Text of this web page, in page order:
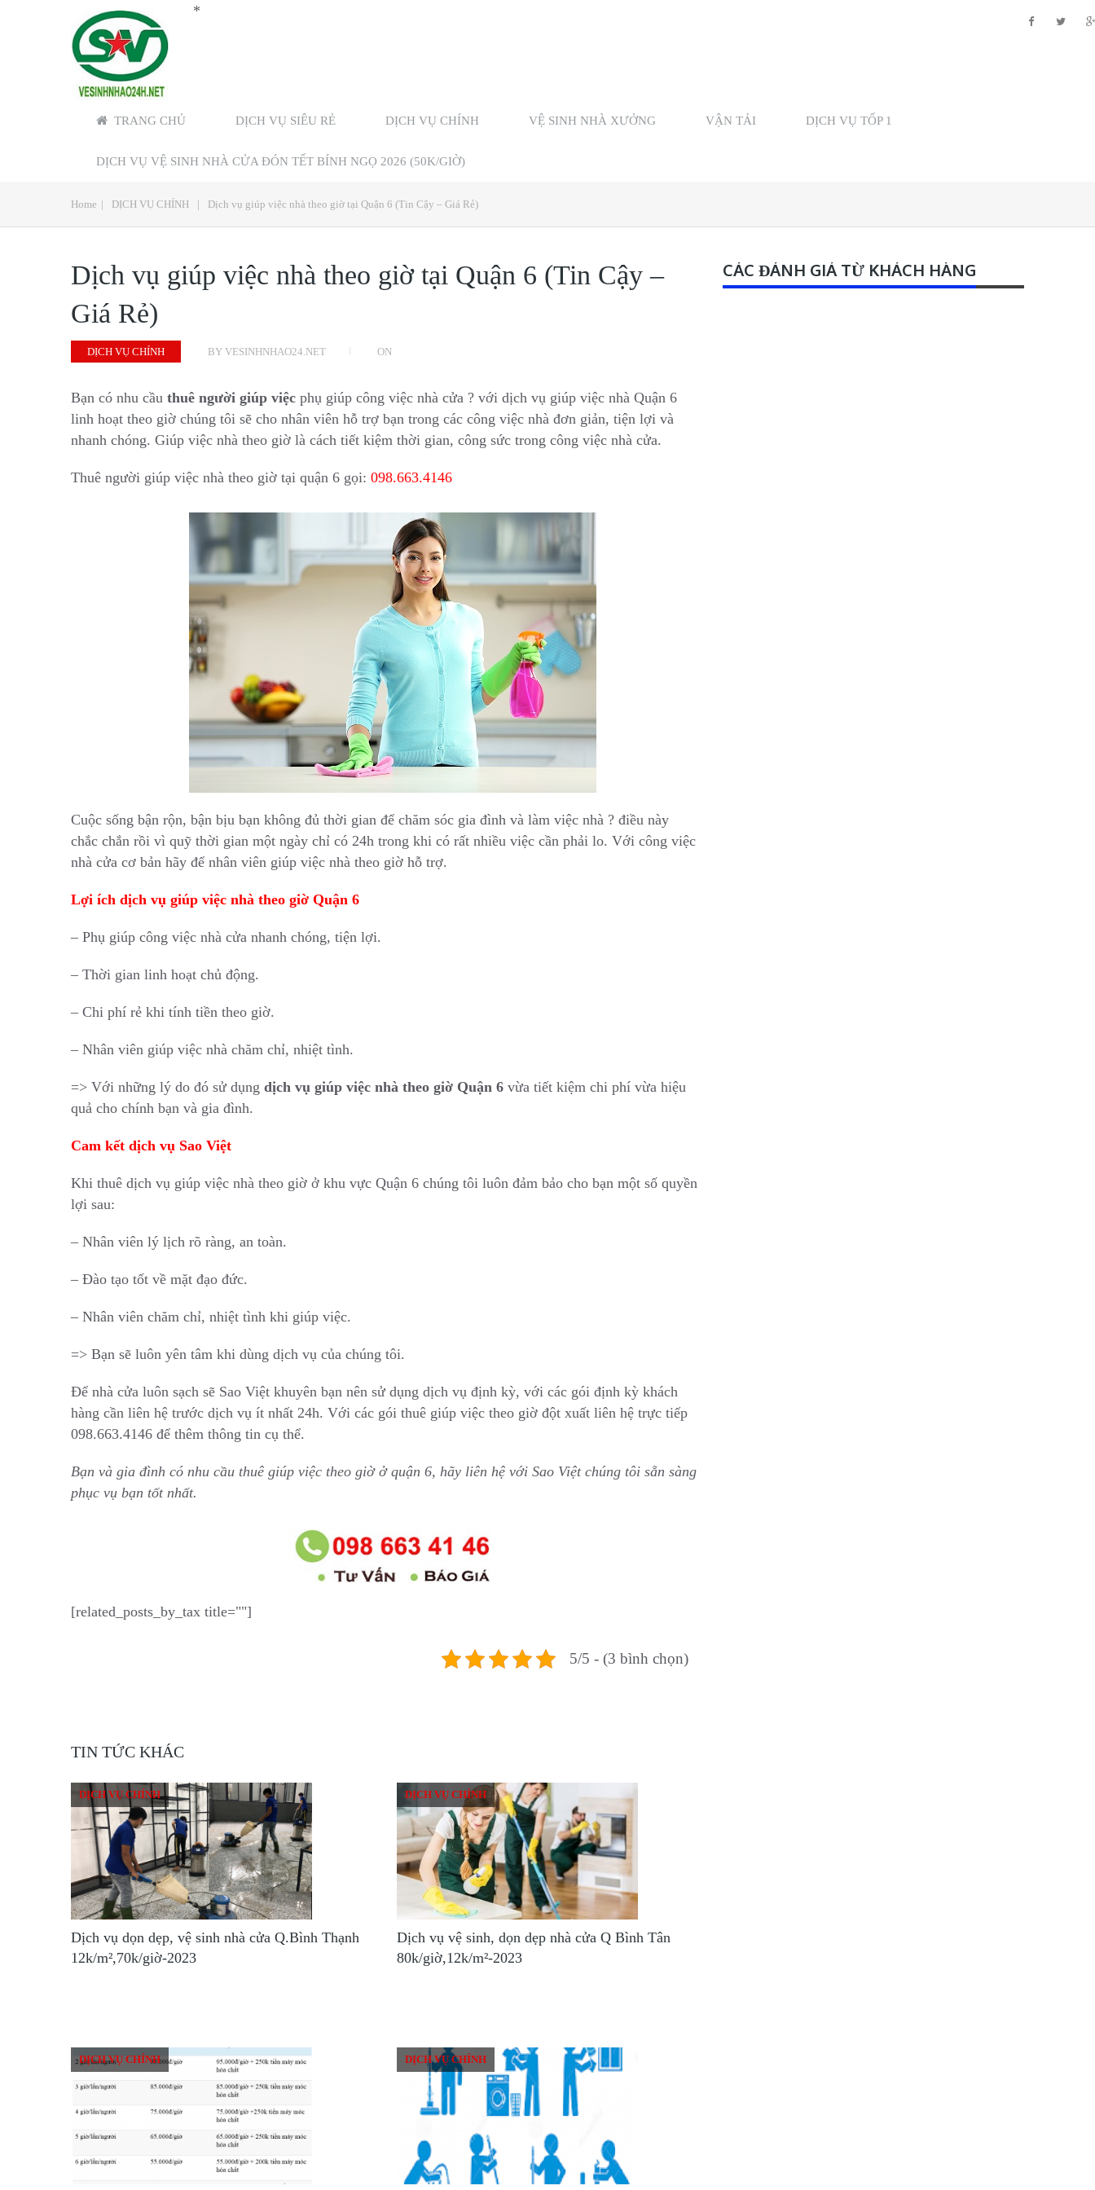
*
TRANG CHỦ DỊCH VỤ SIÊU RẺ DỊCH VỤ CHÍNH VỆ SINH NHÀ XƯỞNG VẬN TẢI DỊCH VỤ TỐP 1
DỊCH VỤ VỆ SINH NHÀ CỬA ĐÓN TẾT BÍNH NGỌ 2026 (50K/GIỜ)
Home | DỊCH VỤ CHÍNH | Dịch vụ giúp việc nhà theo giờ tại Quận 6 (Tin Cậy – Giá Rẻ)
Dịch vụ giúp việc nhà theo giờ tại Quận 6 (Tin Cậy –
Giá Rẻ)
DỊCH VỤ CHÍNH BY VESINHNHAO24.NET ON
Bạn có nhu cầu thuê người giúp việc phụ giúp công việc nhà cửa ? với dịch vụ giúp việc nhà Quận 6
linh hoạt theo giờ chúng tôi sẽ cho nhân viên hỗ trợ bạn trong các công việc nhà đơn giản, tiện lợi và
nhanh chóng. Giúp việc nhà theo giờ là cách tiết kiệm thời gian, công sức trong công việc nhà cửa.
Thuê người giúp việc nhà theo giờ tại quận 6 gọi: 098.663.4146
Cuộc sống bận rộn, bận bịu bạn không đủ thời gian để chăm sóc gia đình và làm việc nhà ? điều này
chắc chắn rồi vì quỹ thời gian một ngày chỉ có 24h trong khi có rất nhiều việc cần phải lo. Với công việc
nhà cửa cơ bản hãy để nhân viên giúp việc nhà theo giờ hỗ trợ.
Lợi ích dịch vụ giúp việc nhà theo giờ Quận 6
– Phụ giúp công việc nhà cửa nhanh chóng, tiện lợi.
– Thời gian linh hoạt chủ động.
– Chi phí rẻ khi tính tiền theo giờ.
– Nhân viên giúp việc nhà chăm chỉ, nhiệt tình.
=> Với những lý do đó sử dụng dịch vụ giúp việc nhà theo giờ Quận 6 vừa tiết kiệm chi phí vừa hiệu
quả cho chính bạn và gia đình.
Cam kết dịch vụ Sao Việt
Khi thuê dịch vụ giúp việc nhà theo giờ ở khu vực Quận 6 chúng tôi luôn đảm bảo cho bạn một số quyền
lợi sau:
– Nhân viên lý lịch rõ ràng, an toàn.
– Đào tạo tốt về mặt đạo đức.
– Nhân viên chăm chỉ, nhiệt tình khi giúp việc.
=> Bạn sẽ luôn yên tâm khi dùng dịch vụ của chúng tôi.
Để nhà cửa luôn sạch sẽ Sao Việt khuyên bạn nên sử dụng dịch vụ định kỳ, với các gói định kỳ khách
hàng cần liên hệ trước dịch vụ ít nhất 24h. Với các gói thuê giúp việc theo giờ đột xuất liên hệ trực tiếp
098.663.4146 để thêm thông tin cụ thể.
Bạn và gia đình có nhu cầu thuê giúp việc theo giờ ở quận 6, hãy liên hệ với Sao Việt chúng tôi sẵn sàng
phục vụ bạn tốt nhất.
[related_posts_by_tax title=""]
5/5 - (3 bình chọn)
TIN TỨC KHÁC
DỊCH VỤ CHÍNH
Dịch vụ dọn dẹp, vệ sinh nhà cửa Q.Bình Thạnh
12k/m²,70k/giờ-2023
DỊCH VỤ CHÍNH
Dịch vụ vệ sinh, dọn dẹp nhà cửa Q Bình Tân
80k/giờ,12k/m²-2023
DỊCH VỤ CHÍNH DỊCH VỤ CHÍNH
CÁC ĐÁNH GIÁ TỪ KHÁCH HÀNG